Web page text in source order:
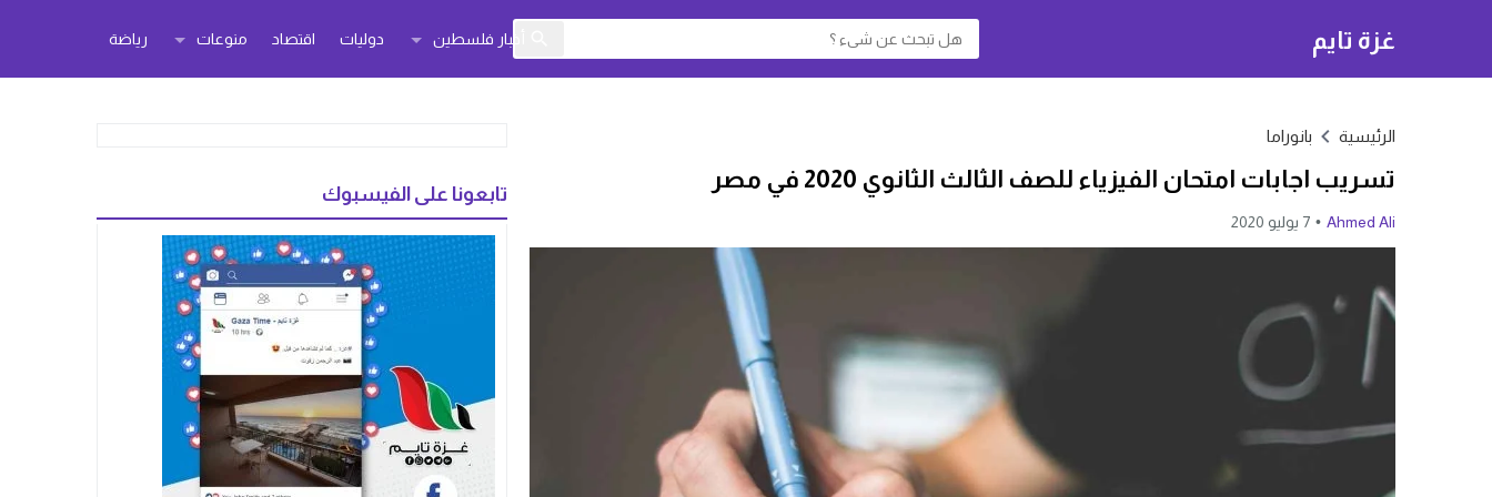
غزة تايم أخبار فلسطين دوليات اقتصاد منوعات رياضة
الرئيسية بانوراما
تسريب اجابات امتحان الفيزياء للصف الثالث الثانوي 2020 في مصر
Ahmed Ali 7 يوليو 2020
تابعونا على الفيسبوك